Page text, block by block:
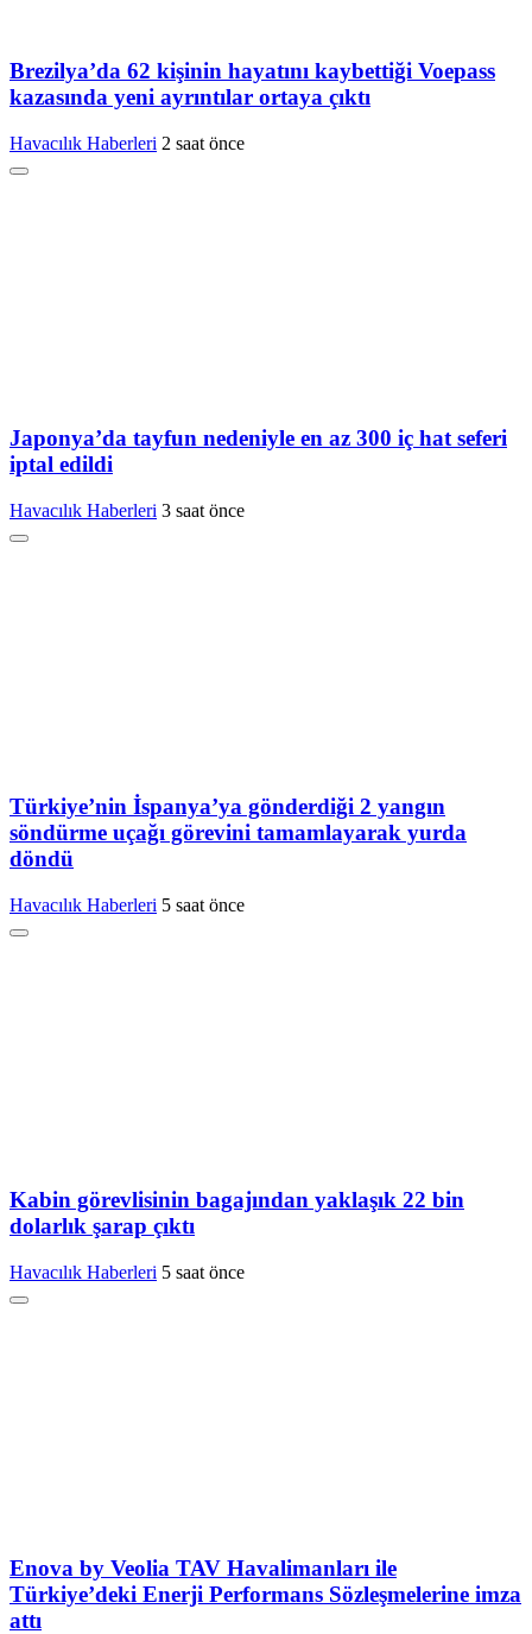
Brezilya’da 62 kişinin hayatını kaybettiği Voepass
kazasında yeni ayrıntılar ortaya çıktı
Havacılık Haberleri 2 saat önce
Japonya’da tayfun nedeniyle en az 300 iç hat seferi
iptal edildi
Havacılık Haberleri 3 saat önce
Türkiye’nin İspanya’ya gönderdiği 2 yangın
söndürme uçağı görevini tamamlayarak yurda
döndü
Havacılık Haberleri 5 saat önce
Kabin görevlisinin bagajından yaklaşık 22 bin
dolarlık şarap çıktı
Havacılık Haberleri 5 saat önce
Enova by Veolia TAV Havalimanları ile
Türkiye’deki Enerji Performans Sözleşmelerine imza
attı